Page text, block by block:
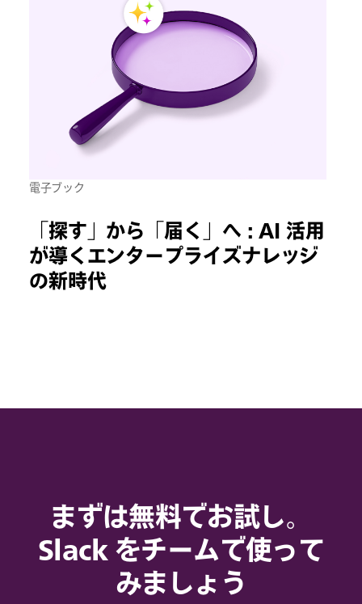
電子ブック
「探す」から「届く」へ : AI 活用
が導くエンタープライズナレッジ
の新時代
まずは無料でお試し。
Slack をチームで使って
みましょう